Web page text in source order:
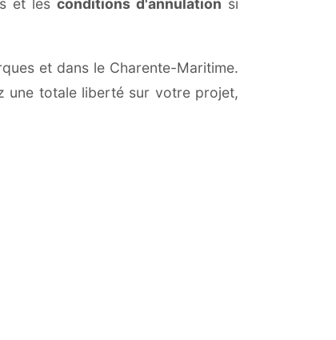
et dans le Charente-Maritime.
une totale liberté sur votre projet,